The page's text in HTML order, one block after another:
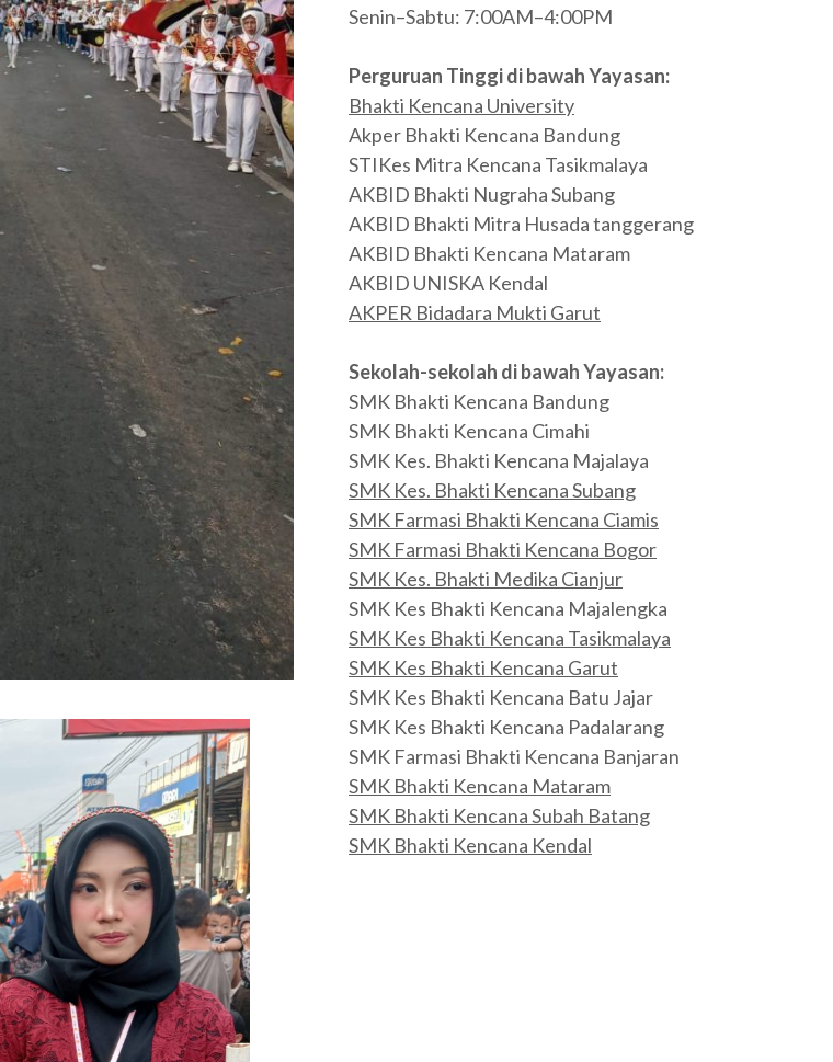
Senin–Sabtu: 7:00AM–4:00PM
Perguruan Tinggi di bawah Yayasan:
Bhakti Kencana University
Akper Bhakti Kencana Bandung
STIKes Mitra Kencana Tasikmalaya
AKBID Bhakti Nugraha Subang
AKBID Bhakti Mitra Husada tanggerang
AKBID Bhakti Kencana Mataram
AKBID UNISKA Kendal
AKPER Bidadara Mukti Garut
Sekolah-sekolah di bawah Yayasan:
SMK Bhakti Kencana Bandung
SMK Bhakti Kencana Cimahi
SMK Kes. Bhakti Kencana Majalaya
SMK Kes. Bhakti Kencana Subang
SMK Farmasi Bhakti Kencana Ciamis
SMK Farmasi Bhakti Kencana Bogor
SMK Kes. Bhakti Medika Cianjur
SMK Kes Bhakti Kencana Majalengka
SMK Kes Bhakti Kencana Tasikmalaya
SMK Kes Bhakti Kencana Garut
SMK Kes Bhakti Kencana Batu Jajar
SMK Kes Bhakti Kencana Padalarang
SMK Farmasi Bhakti Kencana Banjaran
SMK Bhakti Kencana Mataram
SMK Bhakti Kencana Subah Batang
SMK Bhakti Kencana Kendal